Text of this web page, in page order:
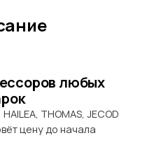
любых
THOMAS, JECOD
цену до начала